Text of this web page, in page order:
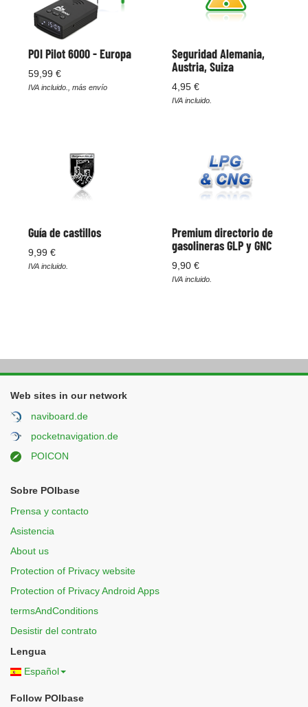
POI Pilot 6000 - Europa
59,99 €
IVA incluido., más envío
Seguridad Alemania,
Austria, Suiza
4,95 €
IVA incluido.
Guía de castillos
9,99 €
IVA incluido.
Premium directorio de
gasolineras GLP y GNC
9,90 €
IVA incluido.
Web sites in our network
naviboard.de
pocketnavigation.de
POICON
Sobre POIbase
Prensa y contacto
Asistencia
About us
Protection of Privacy website
Protection of Privacy Android Apps
termsAndConditions
Desistir del contrato
Lengua
Español
Follow POIbase